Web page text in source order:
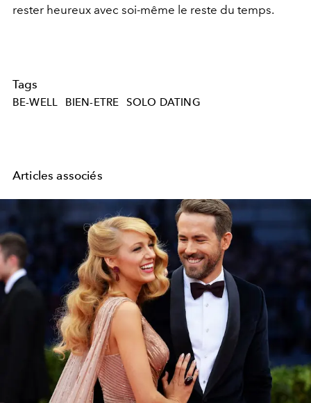
rester heureux avec soi-même le reste du temps.
Tags
BE-WELL BIEN-ETRE SOLO DATING
Articles associés